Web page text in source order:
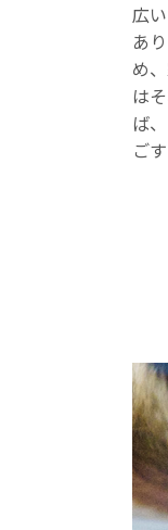
広
あ
め
は
ば
ご